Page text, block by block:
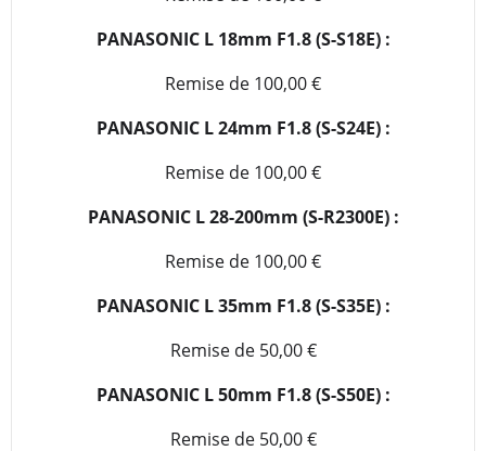
PANASONIC L 18mm F1.8 (S-S18E) :
Remise de 100,00 €
PANASONIC L 24mm F1.8 (S-S24E) :
Remise de 100,00 €
PANASONIC L 28-200mm (S-R2300E) :
Remise de 100,00 €
PANASONIC L 35mm F1.8 (S-S35E) :
Remise de 50,00 €
PANASONIC L 50mm F1.8 (S-S50E) :
Remise de 50,00 €